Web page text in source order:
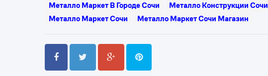
Металло Маркет В Городе Сочи
Металло Конструкции Сочи
Металло Маркет Сочи
Металло Маркет Сочи Магазин